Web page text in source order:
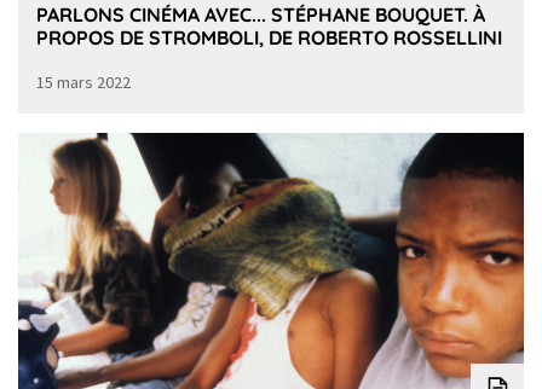
PARLONS CINÉMA AVEC... STÉPHANE BOUQUET. À
PROPOS DE STROMBOLI, DE ROBERTO ROSSELLINI
15 mars 2022